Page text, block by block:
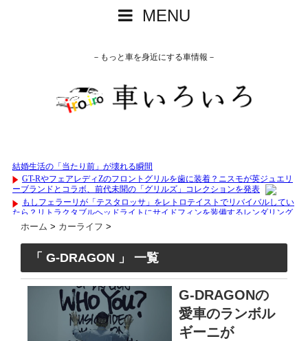
MENU
－もっと車を身近にする車情報－
ホーム > カーライフ >
「 G-DRAGON 」 一覧
G-DRAGONの
愛車のランボル
ギーニが